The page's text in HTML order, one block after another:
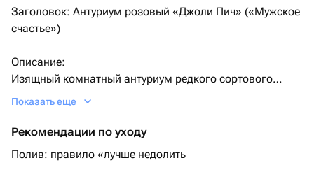
Заголовок: Антуриум розовый «Джоли Пич» («Мужское
счастье»)
Описание:
Изящный комнатный антуриум редкого сортового
окраса Joli Peach. Нежно-розовые соцветия с
глянцевой листвой.
Показать еще
Рекомендации по уходу
Полив: правило «лучше недолить